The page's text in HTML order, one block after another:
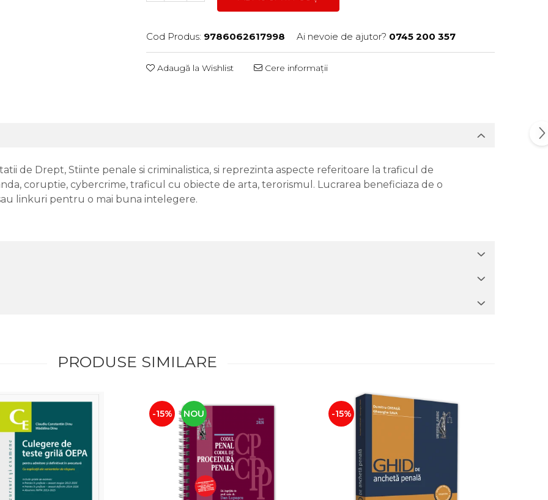
Cod Produs: 9786062617998 Ai nevoie de ajutor? 0745 200 357
Adaugă la Wishlist Cere informații
de Drept, Stiinte penale si criminalistica, si reprezinta aspecte referitoare la traficul de
coruptie, cybercrime, traficul cu obiecte de arta, terorismul. Lucrarea beneficiaza de o
linkuri pentru o mai buna intelegere.
PRODUSE SIMILARE
-15% NOU -15%